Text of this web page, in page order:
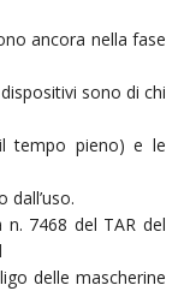
ancora nella fase
sono di chi
tempo pieno) e le
7468 del TAR del
delle mascherine